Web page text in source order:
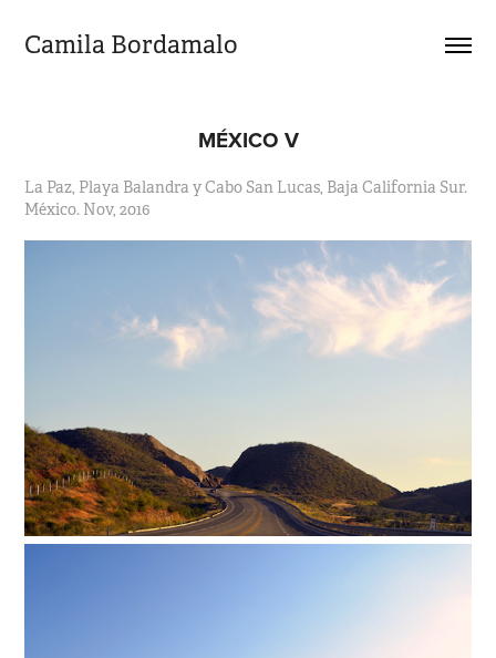
Camila Bordamalo
MÉXICO V
La Paz, Playa Balandra y Cabo San Lucas, Baja California Sur.
México. Nov, 2016